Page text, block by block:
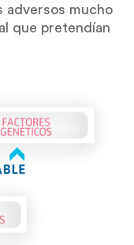
adversos mucho
que pretendían